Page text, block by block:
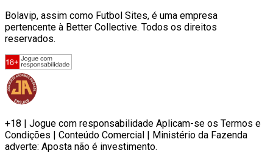
Bolavip, assim como Futbol Sites, é uma empresa
pertencente à Better Collective. Todos os direitos
reservados.
+18 | Jogue com responsabilidade Aplicam-se os Termos e
Condições | Conteúdo Comercial | Ministério da Fazenda
adverte: Aposta não é investimento.